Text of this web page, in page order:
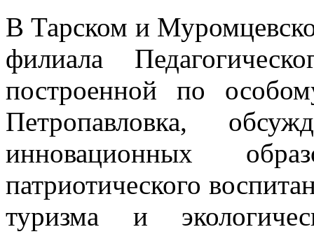
В Тарском и
филиала
построенной по
Петропавловка,
инновационных
патриотического
туризма и